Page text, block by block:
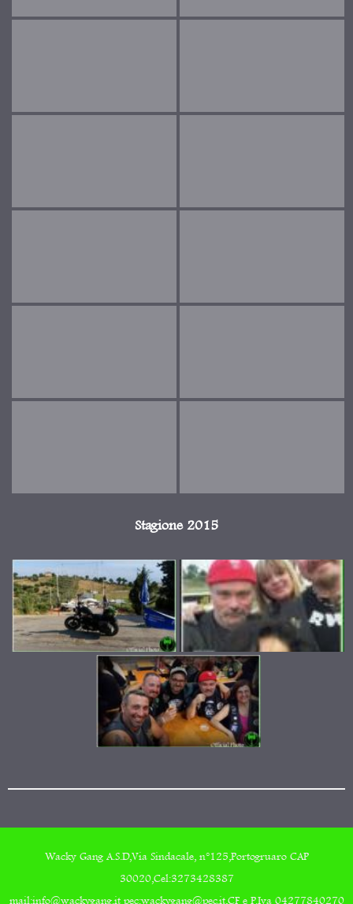
Stagione 2015
Wacky Gang A.S.D,Via Sindacale, n°125,Portogruaro CAP
30020,Cel:3273428387
mail:info@wackygang.it pec:wackygang@pec.it,CF e P.Iva 04277840270